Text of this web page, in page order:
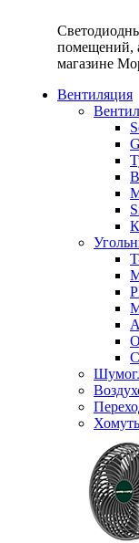
помещений,
магазине
Вентиляция